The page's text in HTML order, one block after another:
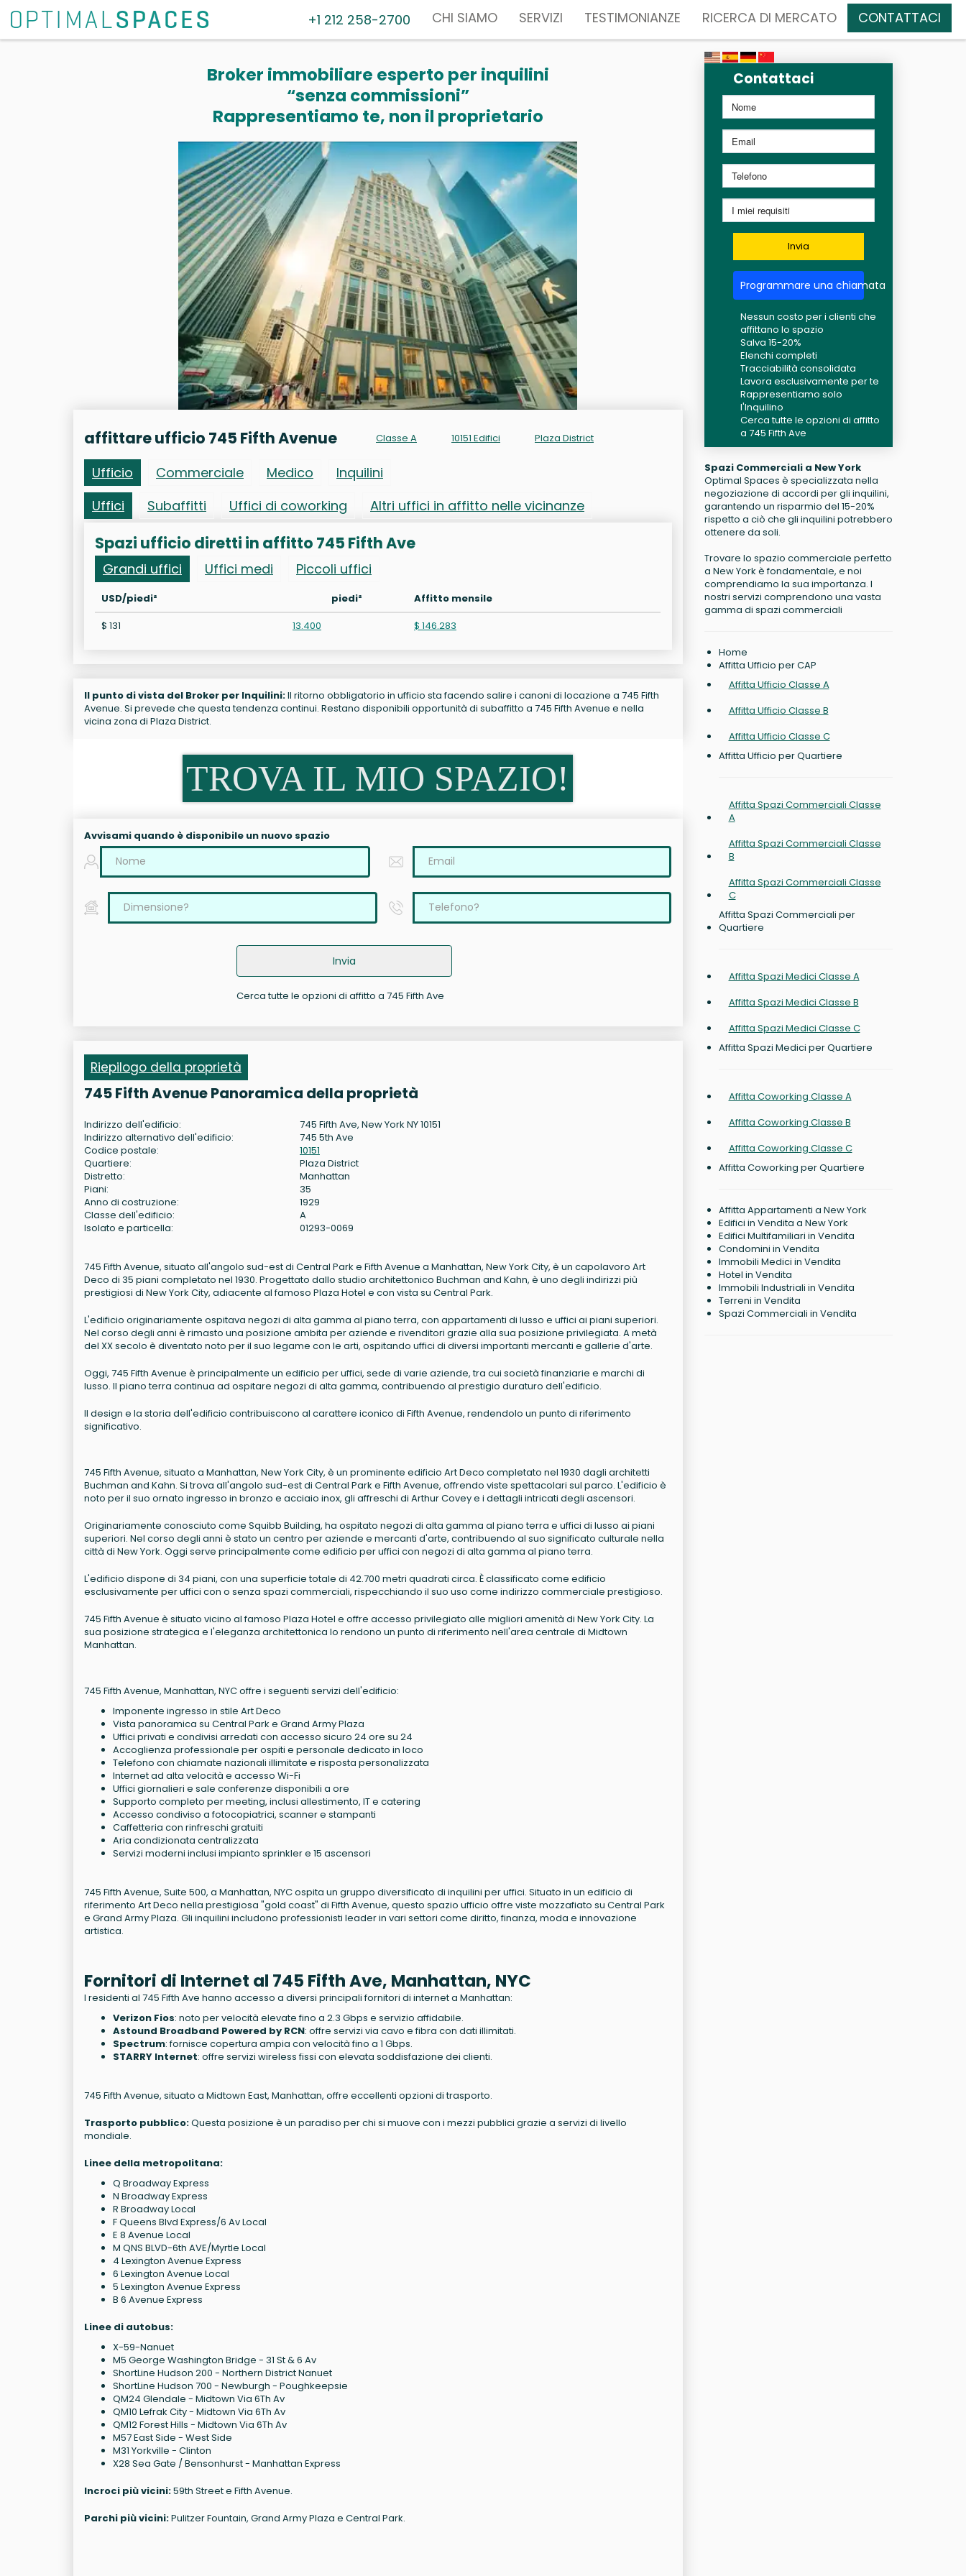
+1 212 258-2700 CHI SIAMO SERVIZI TESTIMONIANZE RICERCA DI MERCATO CONTATTACI
Broker immobiliare esperto per inquilini
“senza commissioni”
Rappresentiamo te, non il proprietario
affittare ufficio 745 Fifth Avenue Classe A 10151 Edifici Plaza District
Ufficio Commerciale Medico
Inquilini
Uffici
Subaffitti Uffici di coworking Altri uffici in affitto nelle vicinanze
Spazi ufficio diretti in affitto 745 Fifth Ave
Grandi uffici Uffici medi Piccoli uffici
USD/piedi² piedi²
Affitto mensile
$ 131
13.400 $ 146.283
Il punto di vista del Broker per Inquilini:Il ritorno obbligatorio in ufficio sta facendo salire i canoni di locazione a 745 Fifth
Avenue. Si prevede che questa tendenza continui. Restano disponibili opportunità di subaffitto a 745 Fifth Avenue e nella
vicina zona di Plaza District.
TROVA IL MIO SPAZIO!
Avvisami quando è disponibile un nuovo spazio
Invia
Cerca tutte le opzioni di affitto a 745 Fifth Ave
Riepilogo della proprietà
745 Fifth Avenue Panoramica della proprietà
Indirizzo dell'edificio:
745 Fifth Ave, New York NY 10151
Indirizzo alternativo dell'edificio:
745 5th Ave
Codice postale:
10151
Quartiere:
Plaza District
Distretto:
Manhattan
Piani:
35
Anno di costruzione:
1929
Classe dell'edificio:
A
Isolato e particella:
01293-0069
745 Fifth Avenue, situato all'angolo sud-est di Central Park e Fifth Avenue a Manhattan, New York City, è un capolavoro Art
Deco di 35 piani completato nel 1930. Progettato dallo studio architettonico Buchman and Kahn, è uno degli indirizzi più
prestigiosi di New York City, adiacente al famoso Plaza Hotel e con vista su Central Park.
L'edificio originariamente ospitava negozi di alta gamma al piano terra, con appartamenti di lusso e uffici ai piani superiori.
Nel corso degli anni è rimasto una posizione ambita per aziende e rivenditori grazie alla sua posizione privilegiata. A metà
del XX secolo è diventato noto per il suo legame con le arti, ospitando uffici di diversi importanti mercanti e gallerie d'arte.
Oggi, 745 Fifth Avenue è principalmente un edificio per uffici, sede di varie aziende, tra cui società finanziarie e marchi di
lusso. Il piano terra continua ad ospitare negozi di alta gamma, contribuendo al prestigio duraturo dell'edificio.
Il design e la storia dell'edificio contribuiscono al carattere iconico di Fifth Avenue, rendendolo un punto di riferimento
significativo.
745 Fifth Avenue, situato a Manhattan, New York City, è un prominente edificio Art Deco completato nel 1930 dagli architetti
Buchman and Kahn. Si trova all'angolo sud-est di Central Park e Fifth Avenue, offrendo viste spettacolari sul parco. L'edificio è
noto per il suo ornato ingresso in bronzo e acciaio inox, gli affreschi di Arthur Covey e i dettagli intricati degli ascensori.
Originariamente conosciuto come Squibb Building, ha ospitato negozi di alta gamma al piano terra e uffici di lusso ai piani
superiori. Nel corso degli anni è stato un centro per aziende e mercanti d'arte, contribuendo al suo significato culturale nella
città di New York. Oggi serve principalmente come edificio per uffici con negozi di alta gamma al piano terra.
L'edificio dispone di 34 piani, con una superficie totale di 42.700 metri quadrati circa. È classificato come edificio
esclusivamente per uffici con o senza spazi commerciali, rispecchiando il suo uso come indirizzo commerciale prestigioso.
745 Fifth Avenue è situato vicino al famoso Plaza Hotel e offre accesso privilegiato alle migliori amenità di New York City. La
sua posizione strategica e l'eleganza architettonica lo rendono un punto di riferimento nell'area centrale di Midtown
Manhattan.
745 Fifth Avenue, Manhattan, NYC offre i seguenti servizi dell'edificio:
Imponente ingresso in stile Art Deco
Vista panoramica su Central Park e Grand Army Plaza
Uffici privati e condivisi arredati con accesso sicuro 24 ore su 24
Accoglienza professionale per ospiti e personale dedicato in loco
Telefono con chiamate nazionali illimitate e risposta personalizzata
Internet ad alta velocità e accesso Wi-Fi
Uffici giornalieri e sale conferenze disponibili a ore
Supporto completo per meeting, inclusi allestimento, IT e catering
Accesso condiviso a fotocopiatrici, scanner e stampanti
Caffetteria con rinfreschi gratuiti
Aria condizionata centralizzata
Servizi moderni inclusi impianto sprinkler e 15 ascensori
745 Fifth Avenue, Suite 500, a Manhattan, NYC ospita un gruppo diversificato di inquilini per uffici. Situato in un edificio di
riferimento Art Deco nella prestigiosa "gold coast" di Fifth Avenue, questo spazio ufficio offre viste mozzafiato su Central Park
e Grand Army Plaza. Gli inquilini includono professionisti leader in vari settori come diritto, finanza, moda e innovazione
artistica.
Fornitori di Internet al 745 Fifth Ave, Manhattan, NYC
I residenti al 745 Fifth Ave hanno accesso a diversi principali fornitori di internet a Manhattan:
Verizon Fios: noto per velocità elevate fino a 2.3 Gbps e servizio affidabile.
Astound Broadband Powered by RCN: offre servizi via cavo e fibra con dati illimitati.
Spectrum: fornisce copertura ampia con velocità fino a 1 Gbps.
STARRY Internet: offre servizi wireless fissi con elevata soddisfazione dei clienti.
745 Fifth Avenue, situato a Midtown East, Manhattan, offre eccellenti opzioni di trasporto.
Trasporto pubblico:Questa posizione è un paradiso per chi si muove con i mezzi pubblici grazie a servizi di livello
mondiale.
Linee della metropolitana:
Q Broadway Express
N Broadway Express
R Broadway Local
F Queens Blvd Express/6 Av Local
E 8 Avenue Local
M QNS BLVD-6th AVE/Myrtle Local
4 Lexington Avenue Express
6 Lexington Avenue Local
5 Lexington Avenue Express
B 6 Avenue Express
Linee di autobus:
X-59-Nanuet
M5 George Washington Bridge - 31 St & 6 Av
ShortLine Hudson 200 - Northern District Nanuet
ShortLine Hudson 700 - Newburgh - Poughkeepsie
QM24 Glendale - Midtown Via 6Th Av
QM10 Lefrak City - Midtown Via 6Th Av
QM12 Forest Hills - Midtown Via 6Th Av
M57 East Side - West Side
M31 Yorkville - Clinton
X28 Sea Gate / Bensonhurst - Manhattan Express
Incroci più vicini:59th Street e Fifth Avenue.
Parchi più vicini:Pulitzer Fountain, Grand Army Plaza e Central Park.
Contattaci
Invia
Programmare una chiamata
Nessun costo per i clienti che
affittano lo spazio
Salva 15-20%
Elenchi completi
Tracciabilità consolidata
Lavora esclusivamente per te
Rappresentiamo solo
l'Inquilino
Cerca tutte le opzioni di affitto
a 745 Fifth Ave
Spazi Commerciali a New York
Optimal Spaces è specializzata nella
negoziazione di accordi per gli inquilini,
garantendo un risparmio del 15-20%
rispetto a ciò che gli inquilini potrebbero
ottenere da soli.
Trovare lo spazio commerciale perfetto
a New York è fondamentale, e noi
comprendiamo la sua importanza. I
nostri servizi comprendono una vasta
gamma di spazi commerciali
Home
Affitta Ufficio per CAP
Affitta Ufficio Classe A
Affitta Ufficio Classe B
Affitta Ufficio Classe C
Affitta Ufficio per Quartiere
Affitta Spazi Commerciali Classe
A
Affitta Spazi Commerciali Classe
B
Affitta Spazi Commerciali Classe
C
Affitta Spazi Commerciali per
Quartiere
Affitta Spazi Medici Classe A
Affitta Spazi Medici Classe B
Affitta Spazi Medici Classe C
Affitta Spazi Medici per Quartiere
Affitta Coworking Classe A
Affitta Coworking Classe B
Affitta Coworking Classe C
Affitta Coworking per Quartiere
Affitta Appartamenti a New York
Edifici in Vendita a New York
Edifici Multifamiliari in Vendita
Condomini in Vendita
Immobili Medici in Vendita
Hotel in Vendita
Immobili Industriali in Vendita
Terreni in Vendita
Spazi Commerciali in Vendita